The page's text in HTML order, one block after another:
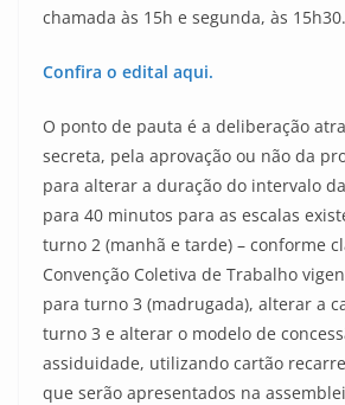
chamada às 15h e segunda, às 15h30.
Confira o edital aqui.
O ponto de pauta é a deliberação
secreta, pela aprovação ou não da
para alterar a duração do intervalo
para 40 minutos para as escalas
turno 2 (manhã e tarde) – conforme
Convenção Coletiva de Trabalho
para turno 3 (madrugada), alterar a
turno 3 e alterar o modelo de
assiduidade, utilizando cartão
que serão apresentados na